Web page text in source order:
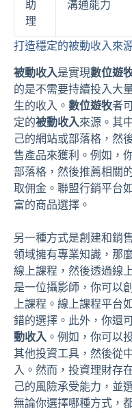
助
理
溝通能力
打造穩定的被動收入來
被動收入是實現數位遊
的是不需要持續投入大
生的收入。 數位遊牧者
定的被動收入來源。其
己的網站或部落格，然
售產品來獲利。例如，
部落格，然後推薦相關
取佣金。聯盟行銷平台如
富的商品選擇。
另一種方式是創建和銷
領域擁有專業知識，那
線上課程，然後透過線
是一位攝影師，你可以
上課程。線上課程平台如
錯的選擇。此外，你還
動收入 。例如，你可以
其他投資工具，然後從
入。然而，投資理財存
己的風險承受能力，並
無論你選擇哪種方式，